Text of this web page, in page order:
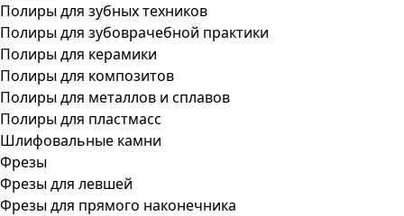
Полиры для зубных техников
Полиры для зубоврачебной практики
Полиры для керамики
Полиры для композитов
Полиры для металлов и сплавов
Полиры для пластмасс
Шлифовальные камни
Фрезы
Фрезы для левшей
Фрезы для прямого наконечника